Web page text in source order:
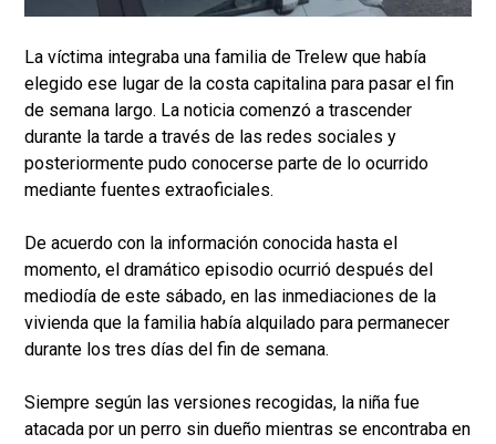
La víctima integraba una familia de Trelew que había
elegido ese lugar de la costa capitalina para pasar el fin
de semana largo. La noticia comenzó a trascender
durante la tarde a través de las redes sociales y
posteriormente pudo conocerse parte de lo ocurrido
mediante fuentes extraoficiales.
De acuerdo con la información conocida hasta el
momento, el dramático episodio ocurrió después del
mediodía de este sábado, en las inmediaciones de la
vivienda que la familia había alquilado para permanecer
durante los tres días del fin de semana.
Siempre según las versiones recogidas, la niña fue
atacada por un perro sin dueño mientras se encontraba en